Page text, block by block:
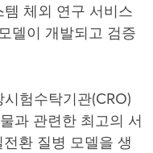
체외 연구 서비스
델이 개발되고 검증
험수탁기관(CRO)
과 관련한 최고의 서
환 질병 모델을 생